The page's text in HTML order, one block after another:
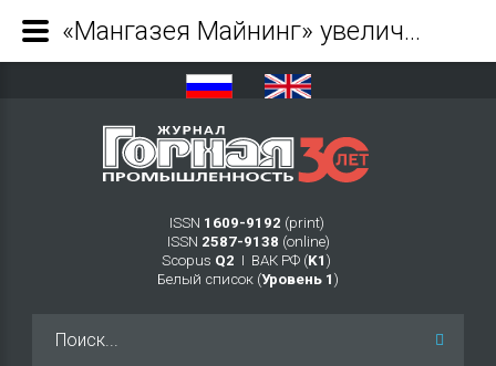
ISSN 1609-9192 (print)
ISSN 2587-9138 (online)
Scopus Q2 Ι ВАК РФ (K1 )
Белый список (Уровень 1 )
«Мангазея Майнинг» увеличила производство золота на 22% в 2022 году - Журнал Горная промышленность